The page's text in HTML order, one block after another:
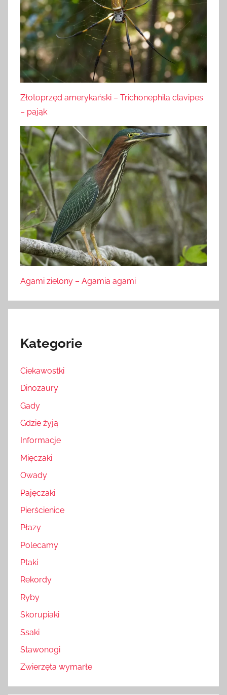
Złotoprzęd amerykański – Trichonephila clavipes
– pająk
Agami zielony – Agamia agami
Kategorie
Ciekawostki
Dinozaury
Gady
Gdzie żyją
Informacje
Mięczaki
Owady
Pajęczaki
Pierścienice
Płazy
Polecamy
Ptaki
Rekordy
Ryby
Skorupiaki
Ssaki
Stawonogi
Zwierzęta wymarłe